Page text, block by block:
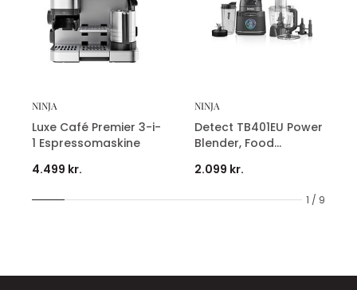
1 / 9
NINJA
Luxe Café Premier 3-i-
1 Espressomaskine
4.499 kr.
NINJA
Detect TB401EU Power
Blender, Food
Serve Pro
2.099 kr.